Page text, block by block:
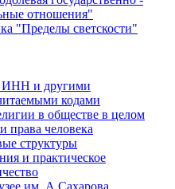
отношения"
"Пределы светскости"
ИНН и другими
кодами
в обществе в целом
права человека
структуры
и практическое
им. А.Сахарова